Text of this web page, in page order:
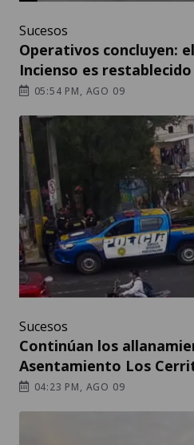
Sucesos
Operativos concluyen:
Incienso es restablecido
05:54 PM, AGO 09
Sucesos
Continúan los
Asentamiento Los
04:23 PM, AGO 09